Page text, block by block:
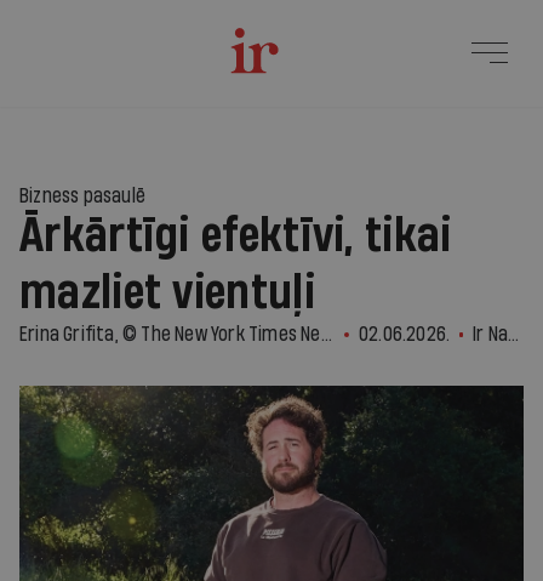
Bizness pasaulē
Ārkārtīgi efektīvi, tikai
mazliet vientuļi
Erina Grifita, © The New York Times News Service 02.06.2026. Ir Nauda